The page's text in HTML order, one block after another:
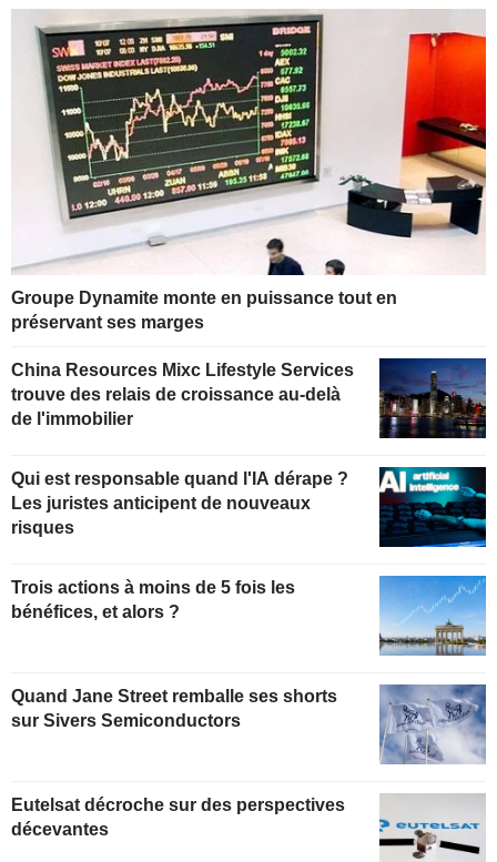
Groupe Dynamite monte en puissance tout en
préservant ses marges
China Resources Mixc Lifestyle Services
trouve des relais de croissance au-delà
de l'immobilier
Qui est responsable quand l'IA dérape ?
Les juristes anticipent de nouveaux
risques
Trois actions à moins de 5 fois les
bénéfices, et alors ?
Quand Jane Street remballe ses shorts
sur Sivers Semiconductors
Eutelsat décroche sur des perspectives
décevantes